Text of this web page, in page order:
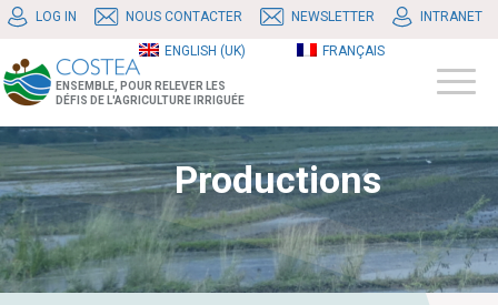
LOG IN NOUS CONTACTER NEWSLETTER INTRANET
ENGLISH (UK) FRANÇAIS
ENSEMBLE, POUR RELEVER LES
DÉFIS DE L'AGRICULTURE IRRIGUÉE
Productions